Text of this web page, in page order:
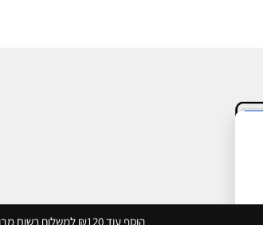
הוסף עוד ₪120 למשלוח רשום מבוטח בחינם